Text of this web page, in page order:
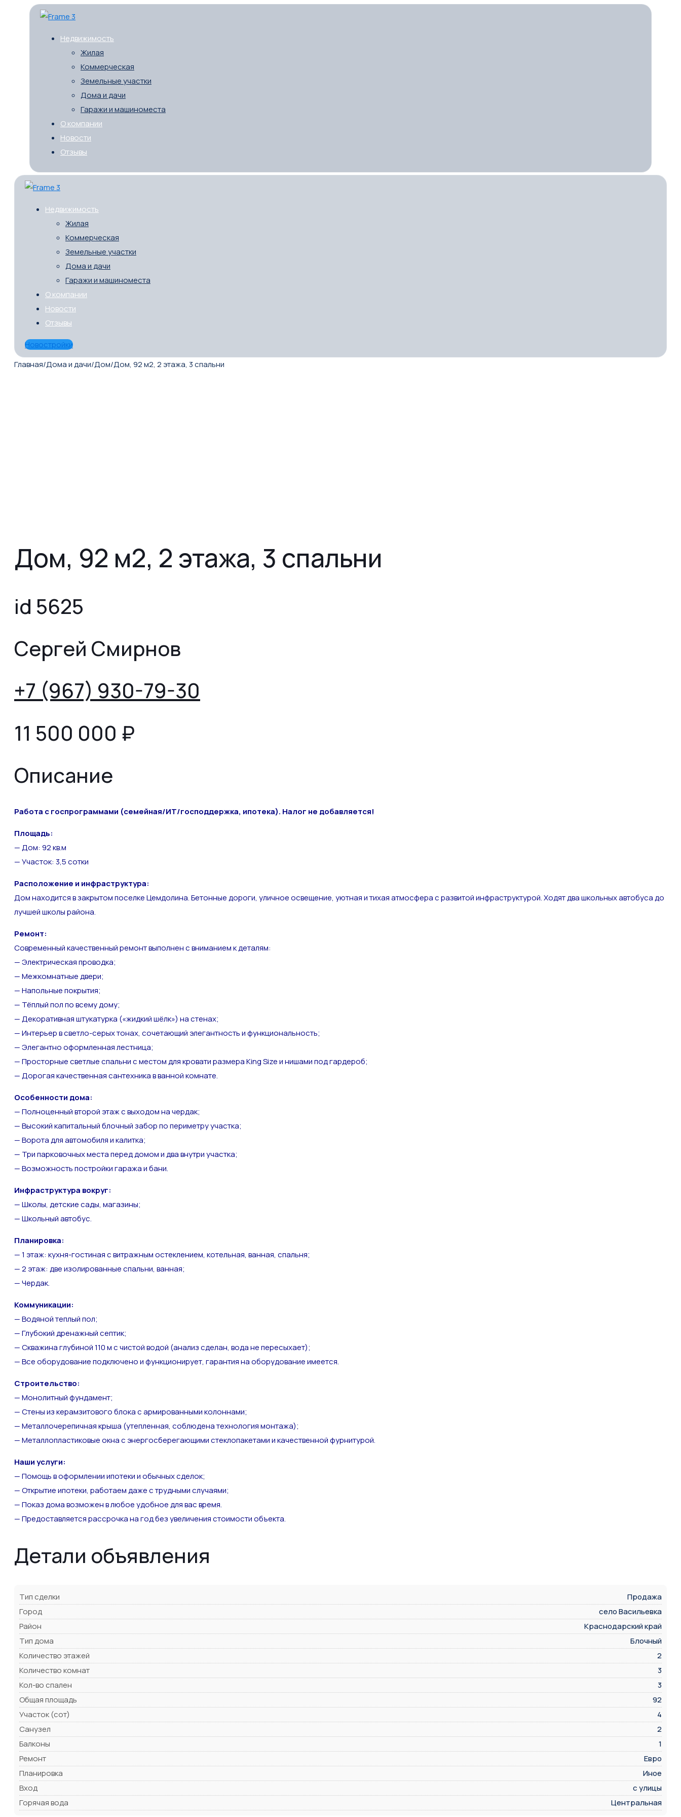
Недвижимость
Жилая
Коммерческая
Земельные участки
Дома и дачи
Гаражи и машиноместа
О компании
Новости
Отзывы
Недвижимость
Жилая
Коммерческая
Земельные участки
Дома и дачи
Гаражи и машиноместа
О компании
Новости
Отзывы
Новостройки
Главная/Дома и дачи/Дом/Дом, 92 м2, 2 этажа, 3 спальни
Дом, 92 м2, 2 этажа, 3 спальни
id 5625
Сергей Смирнов
+7 (967) 930-79-30
11 500 000 ₽
Описание
Работа с госпрограммами (семейная/ИТ/господдержка, ипотека). Налог не добавляется!
Площадь:
— Дом: 92 кв.м
— Участок: 3,5 сотки
Расположение и инфраструктура:
Дом находится в закрытом поселке Цемдолина. Бетонные дороги, уличное освещение, уютная и тихая атмосфера с развитой инфраструктурой. Ходят два школьных автобуса до
лучшей школы района.
Ремонт:
Современный качественный ремонт выполнен с вниманием к деталям:
— Электрическая проводка;
— Межкомнатные двери;
— Напольные покрытия;
— Тёплый пол по всему дому;
— Декоративная штукатурка («жидкий шёлк») на стенах;
— Интерьер в светло-серых тонах, сочетающий элегантность и функциональность;
— Элегантно оформленная лестница;
— Просторные светлые спальни с местом для кровати размера King Size и нишами под гардероб;
— Дорогая качественная сантехника в ванной комнате.
Особенности дома:
— Полноценный второй этаж с выходом на чердак;
— Высокий капитальный блочный забор по периметру участка;
— Ворота для автомобиля и калитка;
— Три парковочных места перед домом и два внутри участка;
— Возможность постройки гаража и бани.
Инфраструктура вокруг:
— Школы, детские сады, магазины;
— Школьный автобус.
Планировка:
— 1 этаж: кухня-гостиная с витражным остеклением, котельная, ванная, спальня;
— 2 этаж: две изолированные спальни, ванная;
— Чердак.
Коммуникации:
— Водяной теплый пол;
— Глубокий дренажный септик;
— Скважина глубиной 110 м с чистой водой (анализ сделан, вода не пересыхает);
— Все оборудование подключено и функционирует, гарантия на оборудование имеется.
Строительство:
— Монолитный фундамент;
— Стены из керамзитового блока с армированными колоннами;
— Металлочерепичная крыша (утепленная, соблюдена технология монтажа);
— Металлопластиковые окна с энергосберегающими стеклопакетами и качественной фурнитурой.
Наши услуги:
— Помощь в оформлении ипотеки и обычных сделок;
— Открытие ипотеки, работаем даже с трудными случаями;
— Показ дома возможен в любое удобное для вас время.
— Предоставляется рассрочка на год без увеличения стоимости объекта.
Детали объявления
Тип сделки
Продажа
Город
село Васильевка
Район
Краснодарский край
Тип дома
Блочный
Количество этажей
2
Количество комнат
3
Кол-во спален
3
Общая площадь
92
Участок (сот)
4
Санузел
2
Балконы
1
Ремонт
Евро
Планировка
Иное
Вход
с улицы
Горячая вода
Центральная